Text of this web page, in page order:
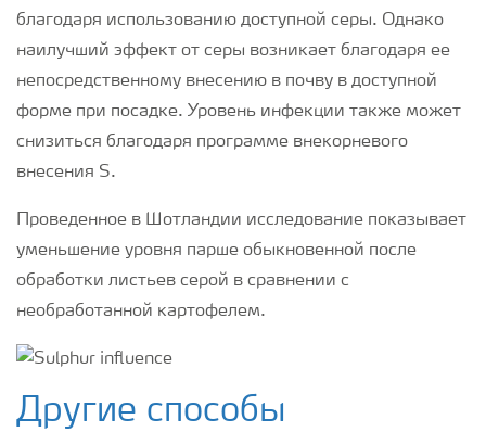
благодаря использованию доступной серы. Однако
наилучший эффект от серы возникает благодаря ее
непосредственному внесению в почву в доступной
форме при посадке. Уровень инфекции также может
снизиться благодаря программе внекорневого
внесения S.
Проведенное в Шотландии исследование показывает
уменьшение уровня парше обыкновенной после
обработки листьев серой в сравнении с
необработанной картофелем.
Другие способы